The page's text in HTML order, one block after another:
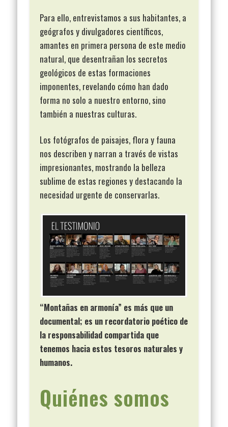
Para ello, entrevistamos a sus habitantes, a
geógrafos y divulgadores científicos,
amantes en primera persona de este medio
natural, que desentrañan los secretos
geológicos de estas formaciones
imponentes, revelando cómo han dado
forma no solo a nuestro entorno, sino
también a nuestras culturas.
Los fotógrafos de paisajes, flora y fauna
nos describen y narran a través de vistas
impresionantes, mostrando la belleza
sublime de estas regiones y destacando la
necesidad urgente de conservarlas.
“Montañas en armonía” es más que un
documental; es un recordatorio poético de
la responsabilidad compartida que
tenemos hacia estos tesoros naturales y
humanos.
Quiénes somos